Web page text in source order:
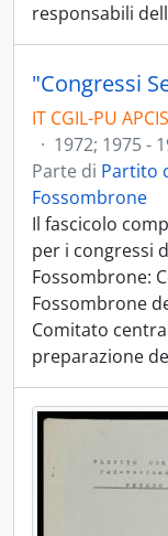
responsabili
"Congressi
IT CGIL-PU
· 1972; 1975 -
Parte di Partito
Fossombrone
Il fascicolo
per i congressi
Fossombrone:
Fossombrone
Comitato
preparazione